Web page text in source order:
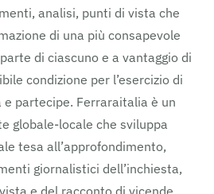
analisi, punti di vista che
di una più consapevole
di ciascuno e a vantaggio di
condizione per l’esercizio di
partecipe. Ferraraitalia è un
globale-locale che sviluppa
tesa all’approfondimento,
giornalistici dell’inchiesta,